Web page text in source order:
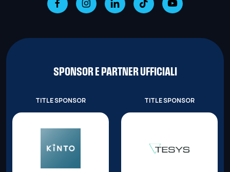
SPONSOR E PARTNER UFFICIALI
TITLE SPONSOR TITLE SPONSOR